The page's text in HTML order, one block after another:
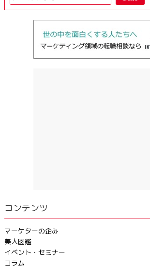
コンテンツ
マーケターの企み
美人図鑑
イベント・セミナー
コラム